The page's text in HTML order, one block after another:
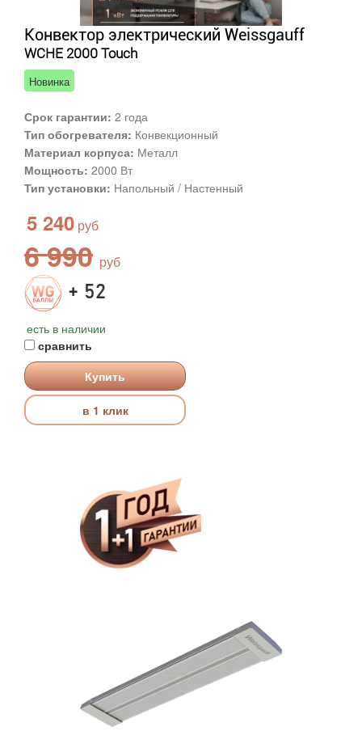
Конвектор электрический Weissgauff
WCHE 2000 Touch
Новинка
Срок гарантии: 2 года
Тип обогревателя: Конвекционный
Материал корпуса: Металл
Мощность: 2000 Вт
Тип установки: Напольный / Настенный
5 240
6 990
+ 52
есть в наличии
сравнить
Купить
в 1 клик